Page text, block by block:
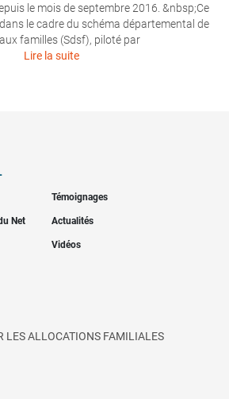
le mois de septembre 2016. &nbsp;Ce
le cadre du schéma départemental de
familles (Sdsf), piloté par
Lire la suite
Témoignages
Net Actualités
Vidéos
LES ALLOCATIONS FAMILIALES